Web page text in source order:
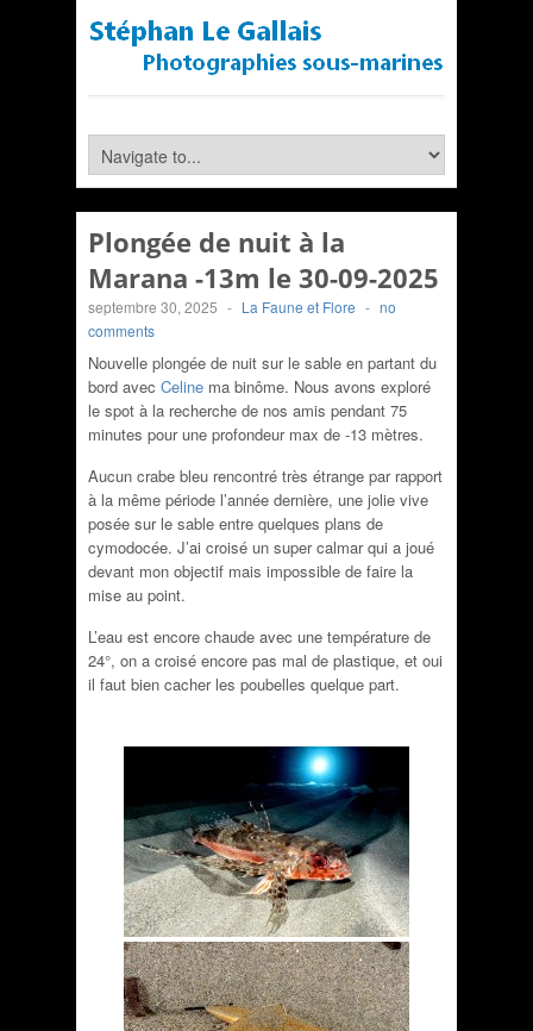
Plongée de nuit à la
Marana -13m le 30-09-2025
septembre 30, 2025 - La Faune et Flore - no
comments
Nouvelle plongée de nuit sur le sable en partant du
bord avec Celine ma binôme. Nous avons exploré
le spot à la recherche de nos amis pendant 75
minutes pour une profondeur max de -13 mètres.
Aucun crabe bleu rencontré très étrange par rapport
à la même période l’année dernière, une jolie vive
posée sur le sable entre quelques plans de
cymodocée. J’ai croisé un super calmar qui a joué
devant mon objectif mais impossible de faire la
mise au point.
L’eau est encore chaude avec une température de
24°, on a croisé encore pas mal de plastique, et oui
il faut bien cacher les poubelles quelque part.